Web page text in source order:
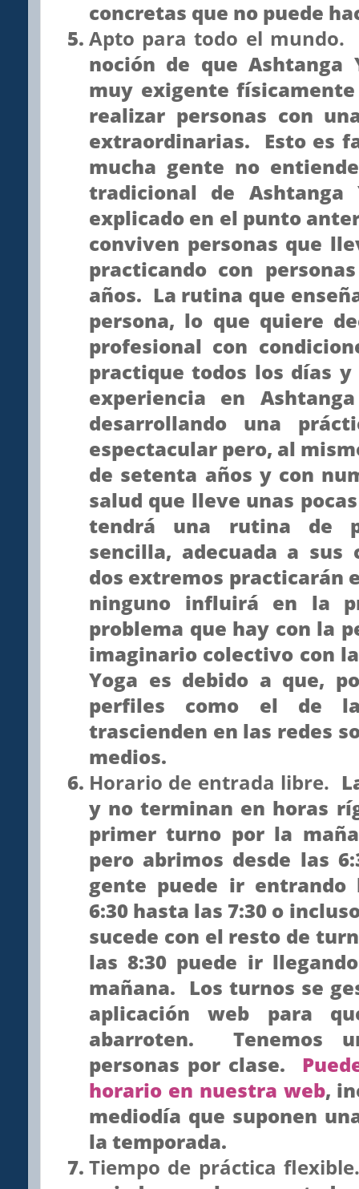
concretas que no puede
Apto para todo el mundo.
noción de que Ashtanga
muy exigente
realizar personas con
extraordinarias. Esto es
mucha gente no
tradicional de
explicado en el punto
conviven personas que
practicando con
años. La rutina que
persona, lo que quiere
profesional con
practique todos los días
experiencia en
desarrollando una
espectacular pero, al
de setenta años y con
salud que lleve unas
tendrá una rutina de
sencilla, adecuada a sus
dos extremos practicarán
ninguno influirá en la
problema que hay con la
imaginario colectivo con
Yoga es debido a que,
perfiles como el de
trascienden en las redes
medios.
Horario de entrada libre.
y no terminan en horas
primer turno por la
pero abrimos desde las
gente puede ir
6:30 hasta las 7:30 o
sucede con el resto de
las 8:30 puede ir
mañana. Los turnos se
aplicación web para
abarroten. Tenemos
personas por clase.
horario en nuestra web,
mediodía que suponen
la temporada.
Tiempo de práctica